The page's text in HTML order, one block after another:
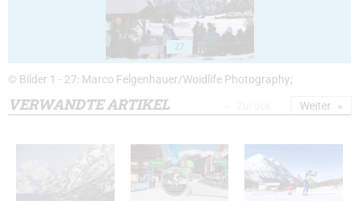
27
© Bilder 1 - 27: Marco Felgenhauer/Woidlife Photography;
VERWANDTE ARTIKEL Weiter